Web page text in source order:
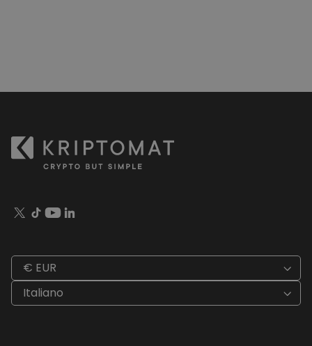
€ EUR
Italiano